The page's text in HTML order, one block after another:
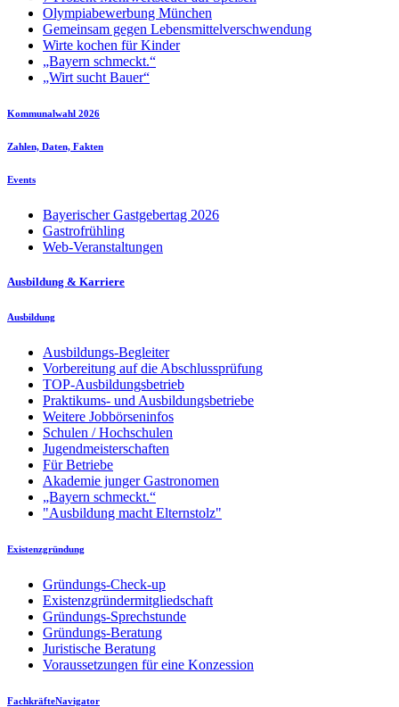
Olympiabewerbung München
Gemeinsam gegen Lebensmittelverschwendung
Wirte kochen für Kinder
„Bayern schmeckt.“
„Wirt sucht Bauer“
Kommunalwahl 2026
Zahlen, Daten, Fakten
Events
Bayerischer Gastgebertag 2026
Gastrofrühling
Web-Veranstaltungen
Ausbildung & Karriere
Ausbildung
Ausbildungs-Begleiter
Vorbereitung auf die Abschlussprüfung
TOP-Ausbildungsbetrieb
Praktikums- und Ausbildungsbetriebe
Weitere Jobbörseninfos
Schulen / Hochschulen
Jugendmeisterschaften
Für Betriebe
Akademie junger Gastronomen
„Bayern schmeckt.“
"Ausbildung macht Elternstolz"
Existenzgründung
Gründungs-Check-up
Existenzgründermitgliedschaft
Gründungs-Sprechstunde
Gründungs-Beratung
Juristische Beratung
Voraussetzungen für eine Konzession
FachkräfteNavigator